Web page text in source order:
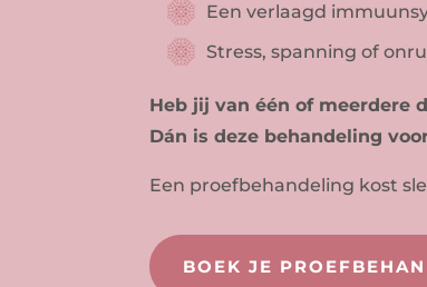
Een verlaagd
Stress, spanning of
Heb jij van één of meerdere
Dán is deze behandeling
Een proefbehandeling kost
BOEK JE